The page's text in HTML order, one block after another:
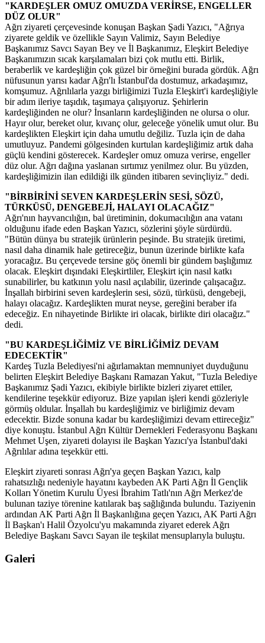
"KARDEŞLER OMUZ OMUZDA VERİRSE, ENGELLER
DÜZ OLUR"
Ağrı ziyareti çerçevesinde konuşan Başkan Şadi Yazıcı, "Ağrıya
ziyarete geldik ve özellikle Sayın Valimiz, Sayın Belediye
Başkanımız Savcı Sayan Bey ve İl Başkanımız, Eleşkirt Belediye
Başkanımızın sıcak karşılamaları bizi çok mutlu etti. Birlik,
beraberlik ve kardeşliğin çok güzel bir örneğini burada gördük. Ağrı
nüfusunun yarısı kadar Ağrı'lı İstanbul'da dostumuz, arkadaşımız,
komşumuz. Ağrılılarla yazgı birliğimizi Tuzla Eleşkirt'i kardeşliğiyle
bir adım ileriye taşıdık, taşımaya çalışıyoruz. Şehirlerin
kardeşliğinden ne olur? İnsanların kardeşliğinden ne olursa o olur.
Hayır olur, bereket olur, kıvanç olur, geleceğe yönelik umut olur. Bu
kardeşlikten Eleşkirt için daha umutlu değiliz. Tuzla için de daha
umutluyuz. Pandemi gölgesinden kurtulan kardeşliğimiz artık daha
güçlü kendini gösterecek. Kardeşler omuz omuza verirse, engeller
düz olur. Ağrı dağına yaslanan sırtımız yenilmez olur. Bu yüzden,
kardeşliğimizin ilan edildiği ilk günden itibaren sevinçliyiz." dedi.
"BİRBİRİNİ SEVEN KARDEŞLERİN SESİ, SÖZÜ,
TÜRKÜSÜ, DENGEBEJİ, HALAYI OLACAĞIZ"
Ağrı'nın hayvancılığın, bal üretiminin, dokumacılığın ana vatanı
olduğunu ifade eden Başkan Yazıcı, sözlerini şöyle sürdürdü.
"Bütün dünya bu stratejik ürünlerin peşinde. Bu stratejik üretimi,
nasıl daha dinamik hale getireceğiz, bunun üzerinde birlikte kafa
yoracağız. Bu çerçevede tersine göç önemli bir gündem başlığımız
olacak. Eleşkirt dışındaki Eleşkirtliler, Eleşkirt için nasıl katkı
sunabilirler, bu katkının yolu nasıl açılabilir, üzerinde çalışacağız.
İnşallah birbirini seven kardeşlerin sesi, sözü, türküsü, dengebeji,
halayı olacağız. Kardeşlikten murat neyse, gereğini beraber ifa
edeceğiz. En nihayetinde Birlikte iri olacak, birlikte diri olacağız."
dedi.
"BU KARDEŞLİĞİMİZ VE BİRLİĞİMİZ DEVAM
EDECEKTİR"
Kardeş Tuzla Belediyesi'ni ağırlamaktan memnuniyet duyduğunu
belirten Eleşkirt Belediye Başkanı Ramazan Yakut, "Tuzla Belediye
Başkanımız Şadi Yazıcı, ekibiyle birlikte bizleri ziyaret ettiler,
kendilerine teşekkür ediyoruz. Bize yapılan işleri kendi gözleriyle
görmüş oldular. İnşallah bu kardeşliğimiz ve birliğimiz devam
edecektir. Bizde sonuna kadar bu kardeşliğimizi devam ettireceğiz"
diye konuştu. İstanbul Ağrı Kültür Dernekleri Federasyonu Başkanı
Mehmet Uşen, ziyareti dolayısı ile Başkan Yazıcı'ya İstanbul'daki
Ağrılılar adına teşekkür etti.
Eleşkirt ziyareti sonrası Ağrı'ya geçen Başkan Yazıcı, kalp
rahatsızlığı nedeniyle hayatını kaybeden AK Parti Ağrı İl Gençlik
Kolları Yönetim Kurulu Üyesi İbrahim Tatlı'nın Ağrı Merkez'de
bulunan taziye törenine katılarak baş sağlığında bulundu. Taziyenin
ardından AK Parti Ağrı İl Başkanlığına geçen Yazıcı, AK Parti Ağrı
İl Başkan'ı Halil Özyolcu'yu makamında ziyaret ederek Ağrı
Belediye Başkanı Savcı Sayan ile teşkilat mensuplarıyla buluştu.
Galeri